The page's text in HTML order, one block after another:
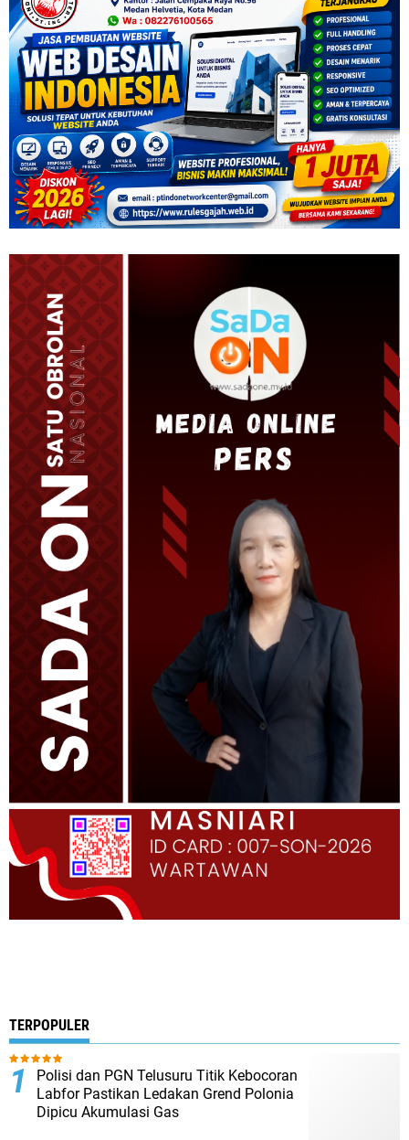
TERPOPULER
Polisi dan PGN Telusuru Titik Kebocoran
Labfor Pastikan Ledakan Grend Polonia
Dipicu Akumulasi Gas